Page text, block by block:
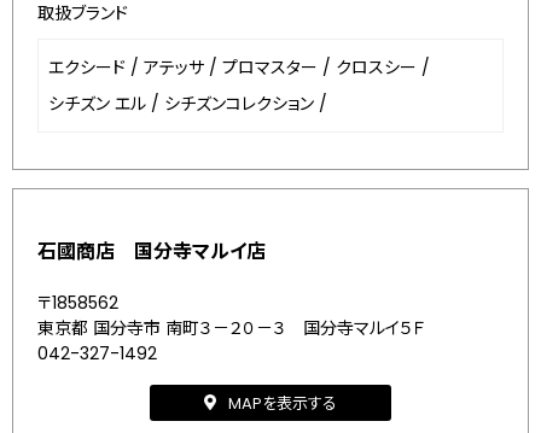
取扱ブランド
エクシード / アテッサ / プロマスター / クロスシー /
シチズン エル / シチズンコレクション /
石國商店 国分寺マルイ店
〒1858562
東京都 国分寺市 南町３－２０－３ 国分寺マルイ５Ｆ
042-327-1492
MAPを表示する